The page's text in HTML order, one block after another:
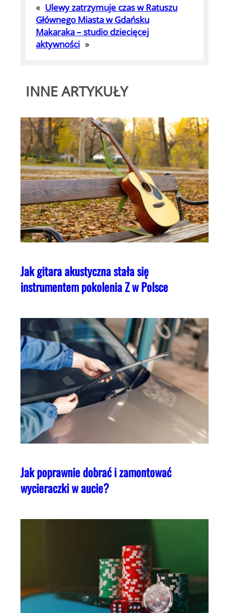
« Ulewy zatrzymuje czas w Ratuszu
Głównego Miasta w Gdańsku
Makaraka – studio dziecięcej
aktywności »
INNE ARTYKUŁY
Jak gitara akustyczna stała się
instrumentem pokolenia Z w Polsce
Jak poprawnie dobrać i zamontować
wycieraczki w aucie?